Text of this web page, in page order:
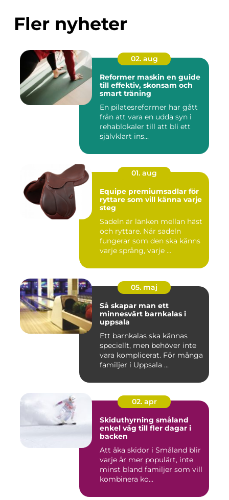
Fler nyheter
02. aug
Reformer maskin en guide
till effektiv, skonsam och
smart träning
En pilatesreformer har gått
från att vara en udda syn i
rehablokaler till att bli ett
självklart ins...
01. aug
Equipe premiumsadlar för
ryttare som vill känna varje
steg
Sadeln är länken mellan häst
och ryttare. När sadeln
fungerar som den ska känns
varje språng, varje ...
05. maj
Så skapar man ett
minnesvärt barnkalas i
uppsala
Ett barnkalas ska kännas
speciellt, men behöver inte
vara komplicerat. För många
familjer i Uppsala ...
02. apr
Skiduthyrning småland
enkel väg till fler dagar i
backen
Att åka skidor i Småland blir
varje år mer populärt, inte
minst bland familjer som vill
kombinera ko...